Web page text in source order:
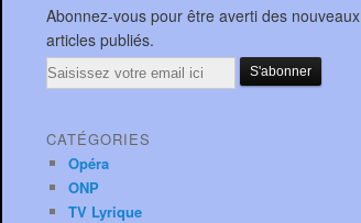
Abonnez-vous pour être averti des nouveaux
articles publiés.
Email
CATÉGORIES
Opéra
ONP
TV Lyrique